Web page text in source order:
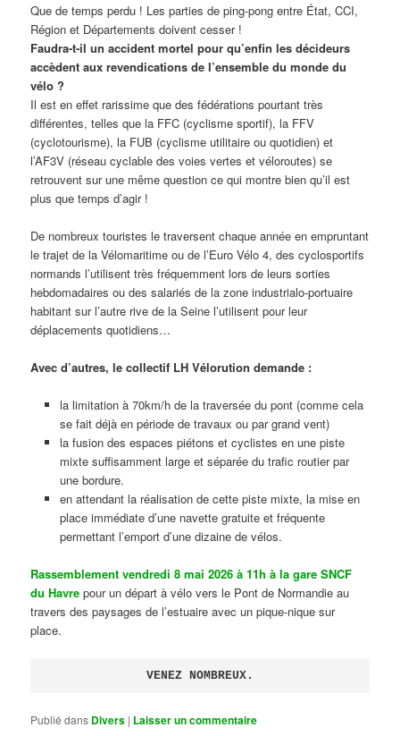
Que de temps perdu ! Les parties de ping-pong entre État, CCI,
Région et Départements doivent cesser !
Faudra-t-il un accident mortel pour qu’enfin les décideurs
accèdent aux revendications de l’ensemble du monde du
vélo ?
Il est en effet rarissime que des fédérations pourtant très
différentes, telles que la FFC (cyclisme sportif), la FFV
(cyclotourisme), la FUB (cyclisme utilitaire ou quotidien) et
l’AF3V (réseau cyclable des voies vertes et véloroutes) se
retrouvent sur une même question ce qui montre bien qu’il est
plus que temps d’agir !
De nombreux touristes le traversent chaque année en empruntant
le trajet de la Vélomaritime ou de l’Euro Vélo 4, des cyclosportifs
normands l’utilisent très fréquemment lors de leurs sorties
hebdomadaires ou des salariés de la zone industrialo-portuaire
habitant sur l’autre rive de la Seine l’utilisent pour leur
déplacements quotidiens…
Avec d’autres, le collectif LH Vélorution demande :
la limitation à 70km/h de la traversée du pont (comme cela
se fait déjà en période de travaux ou par grand vent)
la fusion des espaces piétons et cyclistes en une piste
mixte suffisamment large et séparée du trafic routier par
une bordure.
en attendant la réalisation de cette piste mixte, la mise en
place immédiate d’une navette gratuite et fréquente
permettant l’emport d’une dizaine de vélos.
Rassemblement vendredi 8 mai 2026 à 11h à la gare SNCF
du Havre pour un départ à vélo vers le Pont de Normandie au
travers des paysages de l’estuaire avec un pique-nique sur
place.
VENEZ NOMBREUX.
Publié dans Divers | Laisser un commentaire